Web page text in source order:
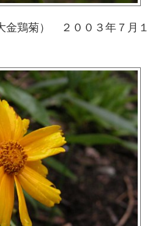
金鶏菊） ２００３年７月１